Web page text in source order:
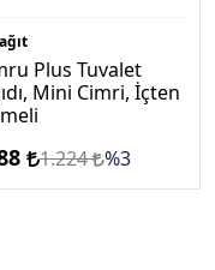
Plus Tuvalet
Mini Cimri, İçten
1.224 %3